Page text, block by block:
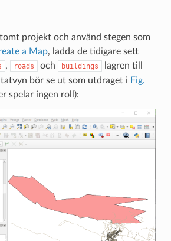
projekt och använd stegen som
a Map, ladda de tidigare sett
, roads och buildings
lagren till
bör se ut som utdraget i Fig.
spelar ingen roll):